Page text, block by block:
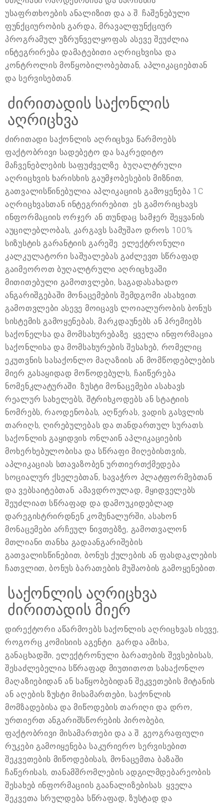
უსაფრთხოების ანალიზით და ა.შ. ჩაშენებული
ფუნქციურობის გარდა, მრავალფუნქციურ
პროგრამულ უზრუნველყოფას ასევე შეუძლია
ინტეგრირება დამატებითი აღრიცხვისა და
კონტროლის მოწყობილობებთან, აპლიკაციებთან
და სერვისებთან.
ძირითადის საქონლის
აღრიცხვა
ძირითადი საქონლის აღრიცხვა წარმოებს
ფაქტობრივი სადებეტო და საკრედიტო
მაჩვენებლების საფუძველზე. ბუღალტრული
აღრიცხვის ხარისხის გაუმჯობესების მიზნით,
გათვალისწინებულია აპლიკაციის გამოყენება 1C
აღრიცხვასთან ინტეგრირებით. ეს გამორიცხავს
ინფორმაციის ორჯერ ან თუნდაც სამჯერ შეყვანის
აუცილებლობას, კარგავს სამუშაო დროს 100%
სიზუსტის გარანტიის გარეშე. ელექტრონული
კალკულატორი საშუალებას გაძლევთ სწრაფად
გაიმეოროთ ბუღალტრული აღრიცხვაში
მითითებული გამოთვლები, საგადასახადო
ანგარიშგებაში მონაცემების შემდგომი ასახვით.
გამოთვლები ასევე მოიცავს ლოიალურობის ბონუს
სისტემის გამოყენებას, მარკდაუნებს ან პრემიებს
საქონელსა და მომსახურებაზე. ყველა ინფორმაცია
საქონლისა და მომსახურების შესახებ, რომელიც
ეკუთვნის სასაქონლო მაღაზიის ან მომწოდებლების
მიერ გასაყიდად მოწოდებულს, ჩაიწერება
ნომენკლატურაში. ზუსტი მონაცემები ასახავს
რეალურ სახელებს, შტრიხკოდებს ან სტატიის
ნომრებს, რაოდენობას, აღწერას, ვადის გასვლის
თარიღს, ღირებულებას და თანდართულ სურათს.
საქონლის გაყიდვის ონლაინ აპლიკაციების
მოხერხებულობისა და სწრაფი მიღებისთვის,
აპლიკაციას სთავაზობენ ურთიერთქმედება
სოციალურ ქსელებთან, სავაჭრო პლატფორმებთან
და ვებსაიტებთან. ამავდროულად, მყიდველებს
შეუძლიათ სწრაფად და დამოუკიდებლად
დარეგისტრირდნენ კომუნალურში, ასახონ
მონაცემები არჩეულ ნივთებზე, გამოთვალონ
მთლიანი თანხა გადაანგარიშების
გათვალისწინებით, ბონუს ქულების ან ფასდაკლების
ჩათვლით, ბონუს ბარათების მუშაობის გამოყენებით.
საქონლის აღრიცხვა
ძირითადის მიერ
დირექტორი აწარმოებს საქონლის აღრიცხვას ისევე,
როგორც კომისიის აგენტი. გარდა ამისა,
განაცხადში, ელექტრონული ბარათების შევსებისას,
შესაძლებელია სწრაფად მიუთითოთ სასაქონლო
მაღაზიებიდან ან საწყობებიდან შეკვეთების მიტანის
ან აღების ზუსტი მისამართები, საქონლის
მომზადებისა და მიწოდების თარიღი და დრო,
ურთიერთ ანგარიშსწორების პირობები,
ფაქტობრივი მისამართები და ა.შ. გეოგრაფიული
რუკები გამოიყენება საკურიერო სერვისებით
შეკვეთების მიწოდებისას, მონაცემთა ბაზაში
ჩაწერისას, თანამშრომლების ადგილმდებარეობის
შესახებ ინფორმაციის გაანალიზებისას. ყველა
შეკვეთა სრულდება სწრაფად, ზუსტად და